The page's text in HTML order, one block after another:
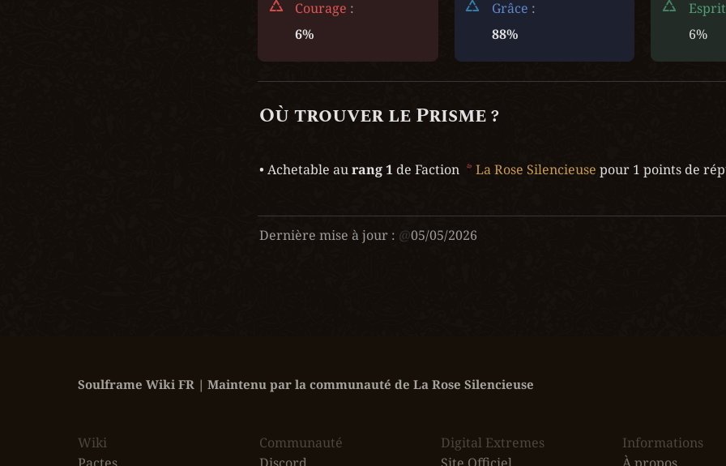
Courage :
6%
Grâce :
88%
Esprit
6%
Où trouver le Prisme ?
• Achetable au rang 1 de Faction La Rose Silencieuse pour 1 points de
Dernière mise à jour : @05/05/2026
Soulframe Wiki FR | Maintenu par la communauté de La Rose Silencieuse
Wiki
‎Communauté
Digital Extremes
Informations